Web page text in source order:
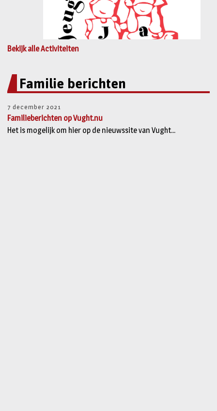
Bekijk alle Activiteiten
Familie berichten
7 december 2021
Familieberichten op Vught.nu
Het is mogelijk om hier op de nieuwssite van Vught...